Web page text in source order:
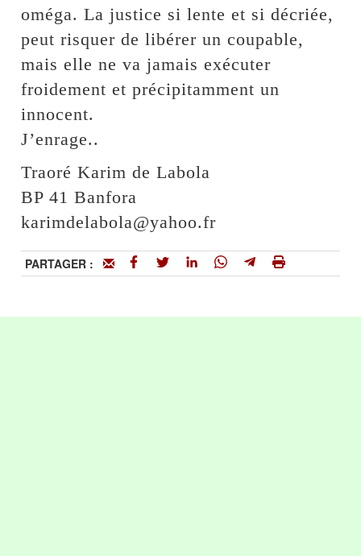
oméga. La justice si lente et si décriée,
peut risquer de libérer un coupable,
mais elle ne va jamais exécuter
froidement et précipitamment un
innocent.
J’enrage..
Traoré Karim de Labola
BP 41 Banfora
karimdelabola@yahoo.fr
PARTAGER :